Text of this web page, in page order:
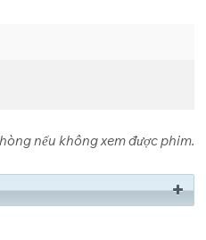
Link #2
Fshare
nếu không xem được phim.